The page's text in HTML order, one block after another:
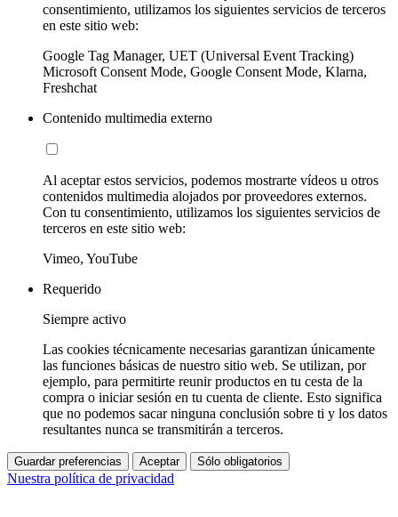
consentimiento, utilizamos los siguientes servicios de terceros
en este sitio web:
Google Tag Manager, UET (Universal Event Tracking)
Microsoft Consent Mode, Google Consent Mode, Klarna,
Freshchat
Contenido multimedia externo
Al aceptar estos servicios, podemos mostrarte vídeos u otros
contenidos multimedia alojados por proveedores externos.
Con tu consentimiento, utilizamos los siguientes servicios de
terceros en este sitio web:
Vimeo, YouTube
Requerido
Siempre activo
Las cookies técnicamente necesarias garantizan únicamente
las funciones básicas de nuestro sitio web. Se utilizan, por
ejemplo, para permitirte reunir productos en tu cesta de la
compra o iniciar sesión en tu cuenta de cliente. Esto significa
que no podemos sacar ninguna conclusión sobre ti y los datos
resultantes nunca se transmitirán a terceros.
Guardar preferencias Aceptar Sólo obligatorios
Nuestra política de privacidad